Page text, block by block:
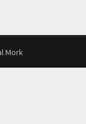
Mork